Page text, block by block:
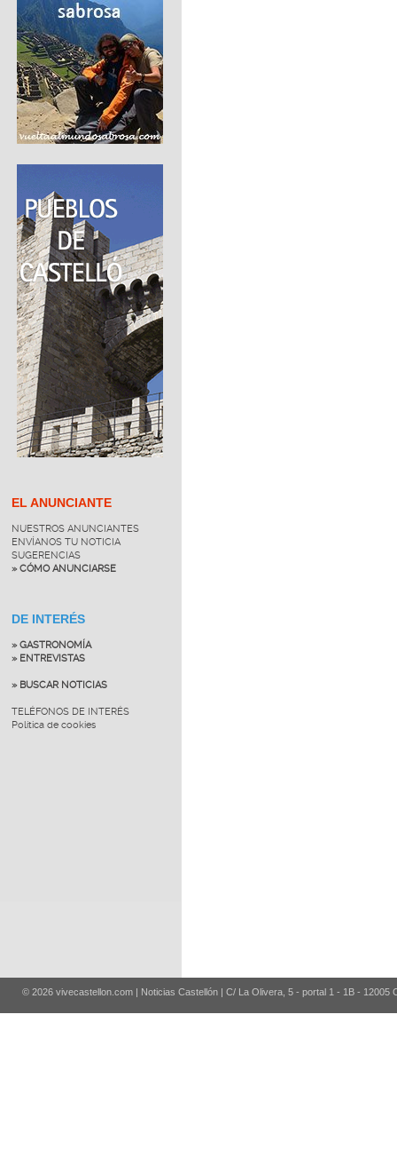
EL ANUNCIANTE
NUESTROS ANUNCIANTES
ENVÍANOS TU NOTICIA
SUGERENCIAS
» CÓMO ANUNCIARSE
DE INTERÉS
» GASTRONOMÍA
» ENTREVISTAS
» BUSCAR NOTICIAS
TELÉFONOS DE INTERÉS
Política de cookies
© 2026 vivecastellon.com | Noticias Castellón | C/ La Olivera, 5 - portal 1 - 1B - 12005